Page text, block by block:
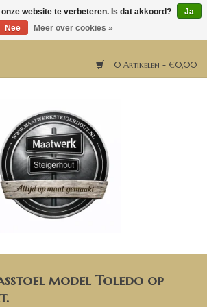
0 Artikelen - €0,00
model Toledo op
website te verbeteren. Is dat akkoord?
Ja
Nee
Meer over cookies »